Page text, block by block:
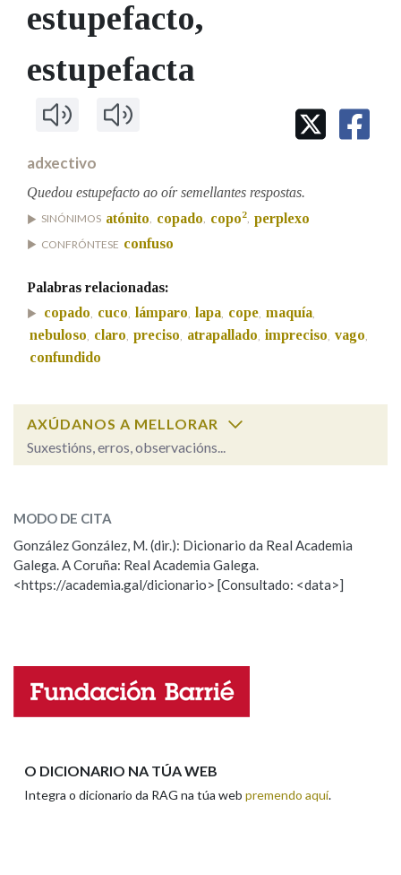
MARCIAL DEL ADALID
BAZÁN
FIGURAS HOMENAXEADAS
60 ANOS DLG
PRIMAVERA DAS LETRAS
PORTAL DAS PALABRAS
Facebook
TwitterYoutubeInstagram
Bluesky
BUSCAR NOS LEMAS
Comeza por
Remata por
Contén
Nas definicións
Na fraseoloxía
Marcas gramaticais
LIMPAR
estupefacto,
estupefacta
adxectivo
Quedou estupefacto ao oír semellantes respostas.
SINÓNIMOS atónito, copado, copo2, perplexo
CONFRÓNTESE confuso
Palabras relacionadas:
copado cuco lámparo lapa cope maquía
nebuloso claro preciso atrapallado impreciso vago
confundido
AXÚDANOS A MELLORAR
Suxestións, erros, observacións...
ESCOLLE UNHA OPCIÓN:
Observación Hai un erro na palabra
Propoño mellorar a definición
Nome
MODO DE CITA
González González, M. (dir.): Dicionario da Real Academia
Galega. A Coruña: Real Academia Galega.
<https://academia.gal/dicionario> [Consultado: <data>]
O DICIONARIO NA TÚA WEB
Integra o dicionario da RAG na túa web premendo aquí.